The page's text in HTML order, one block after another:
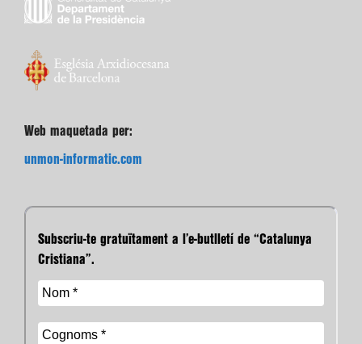
Web maquetada per:
unmon-informatic.com
Subscriu-te gratuïtament a l’e-butlletí de “Catalunya
Cristiana”.